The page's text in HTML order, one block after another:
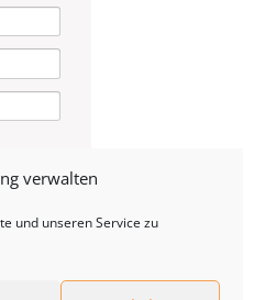
verwalten
und unseren Service zu